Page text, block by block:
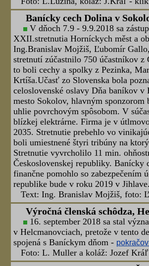
Foto: Lubomír Lužina, koláž:
1.1.2019
Všetko najlepšie do nového roku svojim členom,
cechov Slovenska.
Uvedenie knihy, Banská
Banskoštiavnicko-hodrušský
28.12.2018 slávnostné uvedenie do
"Štiavnickô nárečia (banícke,
Infocentra v Banskej Štiavnici.
Foto: L.Lužina, koláž: J.Kráľ -
Odhalenie pamätnej tabule,
Banskoštiavnicko-hodrušský
28.12.2018 slávnostné podujatie
(1709 – 1768), významnému
výročia jeho úmrtia. Podujatie sa
banského múzea v Banskej Štiavnici.
Foto: L.Lužina, koláž: J.Kráľ -
Staroročné fáranie, Banská
Pravidelné akciu „ Posledné
2018 (štvrtok) 15.00 hod. fáraním
posedením v baníckej krčme.
Foto: L.Lužina, koláž: J.Kráľ -
Banícky cech Dolina v